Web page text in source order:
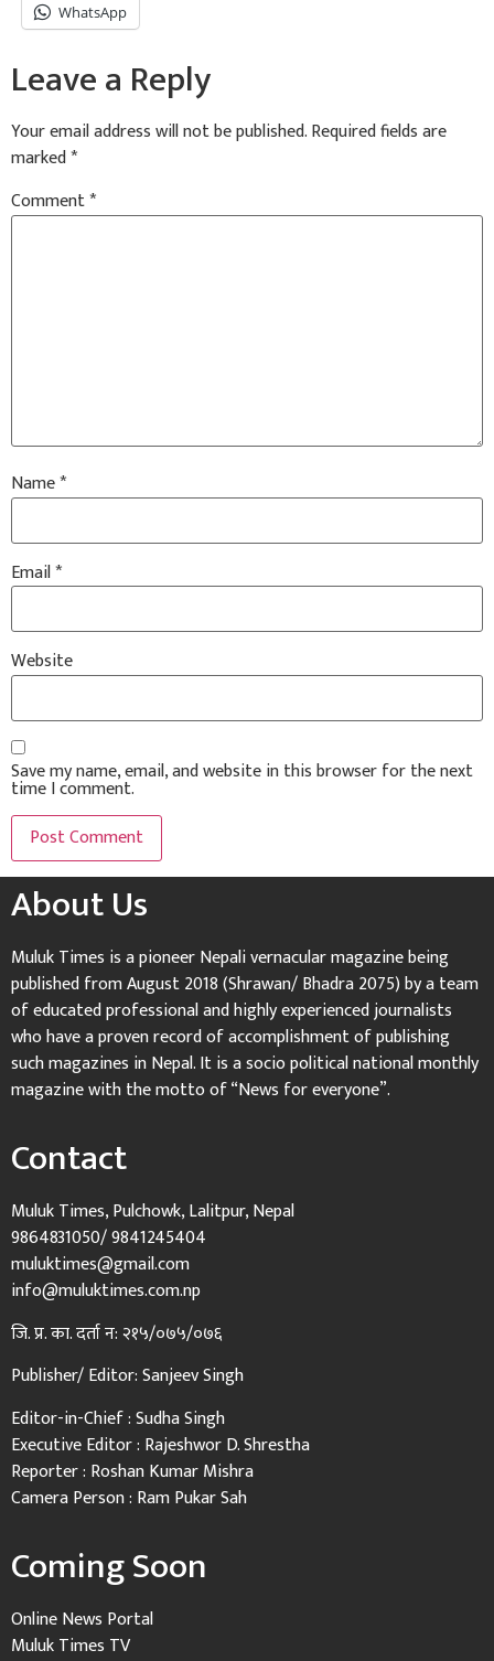
WhatsApp
Leave a Reply
Your email address will not be published.Required fields are
marked*
Comment*
Name*
Email*
Website
Save my name, email, and website in this browser for the next
time I comment.
About Us
Muluk Times is a pioneer Nepali vernacular magazine being
published from August 2018 (Shrawan/ Bhadra 2075) by a team
of educated professional and highly experienced journalists
who have a proven record of accomplishment of publishing
such magazines in Nepal. It is a socio political national monthly
magazine with the motto of “News for everyone”.
Contact
Muluk Times, Pulchowk, Lalitpur, Nepal
9864831050/ 9841245404
muluktimes@gmail.com
info@muluktimes.com.np
जि. प्र. का. दर्ता न: २१५/०७५/०७६
Publisher/ Editor: Sanjeev Singh
Editor-in-Chief : Sudha Singh
Executive Editor : Rajeshwor D. Shrestha
Reporter : Roshan Kumar Mishra
Camera Person : Ram Pukar Sah
Coming Soon
Online News Portal
Muluk Times TV